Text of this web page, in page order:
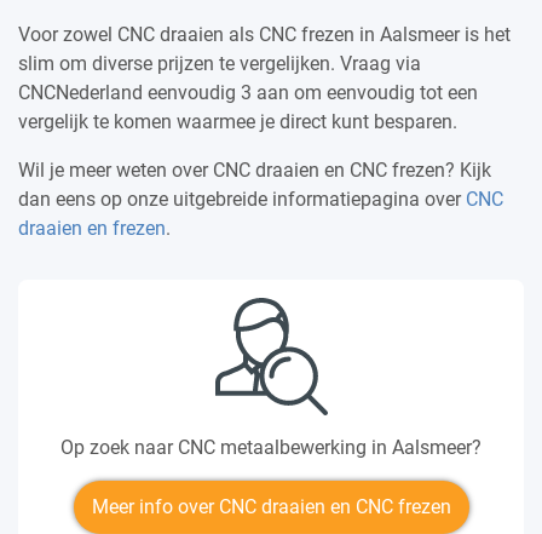
Voor zowel CNC draaien als CNC frezen in Aalsmeer is het
slim om diverse prijzen te vergelijken. Vraag via
CNCNederland eenvoudig 3 aan om eenvoudig tot een
vergelijk te komen waarmee je direct kunt besparen.
Wil je meer weten over CNC draaien en CNC frezen? Kijk
dan eens op onze uitgebreide informatiepagina over CNC
draaien en frezen.
Op zoek naar CNC metaalbewerking in Aalsmeer?
Meer info over CNC draaien en CNC frezen